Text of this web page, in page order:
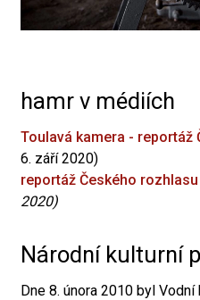
hamr v médiích
Toulavá kamera - reportáž
6. září 2020)
reportáž Českého
2020)
Národní kulturní
Dne 8. února 2010 byl